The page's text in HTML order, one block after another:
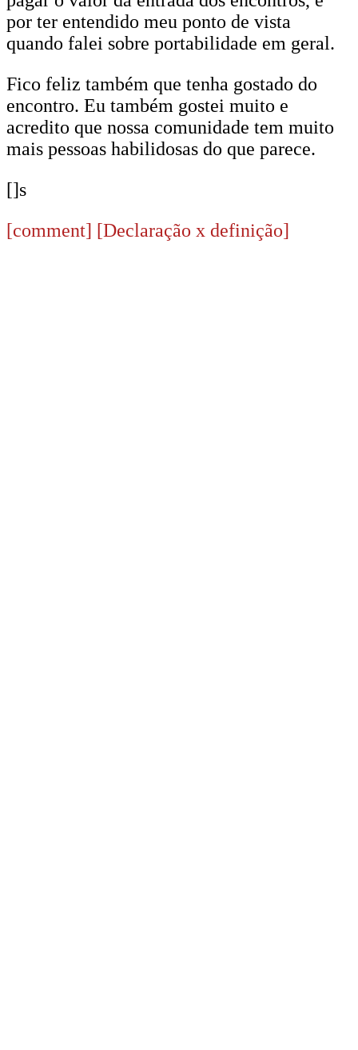
por ter entendido meu ponto de vista
quando falei sobre portabilidade em geral.
Fico feliz também que tenha gostado do
encontro. Eu também gostei muito e
acredito que nossa comunidade tem muito
mais pessoas habilidosas do que parece.
[]s
[comment] [Declaração x definição]